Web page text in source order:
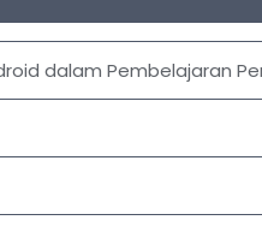
dalam Pembelajaran